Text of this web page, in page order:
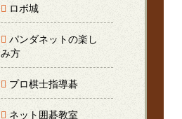
ロボ城
パンダネットの楽し
み方
プロ棋士指導碁
ネット囲碁教室